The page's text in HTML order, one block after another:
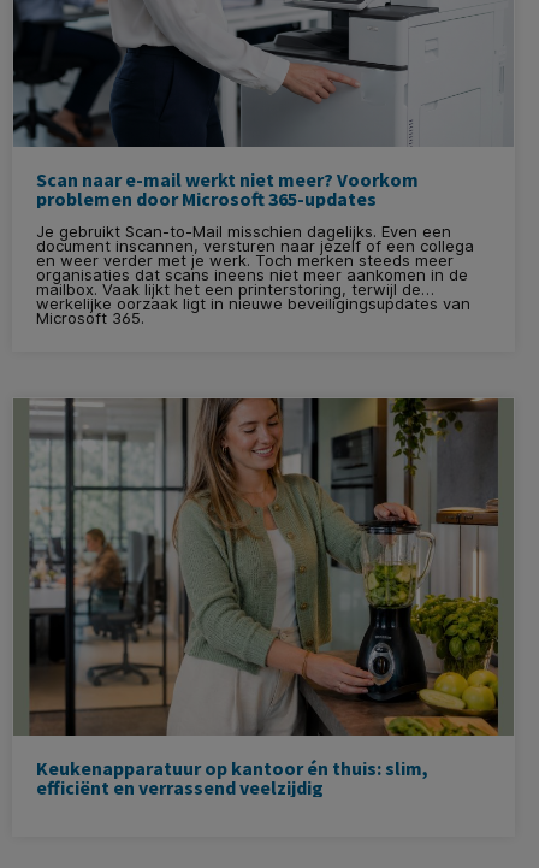
Scan naar e-mail werkt niet meer? Voorkom
problemen door Microsoft 365-updates
Je gebruikt Scan-to-Mail misschien dagelijks. Even een
document inscannen, versturen naar jezelf of een collega
en weer verder met je werk. Toch merken steeds meer
organisaties dat scans ineens niet meer aankomen in de
mailbox. Vaak lijkt het een printerstoring, terwijl de
werkelijke oorzaak ligt in nieuwe beveiligingsupdates van
Microsoft 365.
Keukenapparatuur op kantoor én thuis: slim,
efficiënt en verrassend veelzijdig